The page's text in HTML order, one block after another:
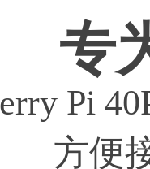
专
Pi
方便